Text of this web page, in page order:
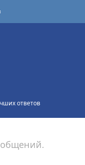
ответов